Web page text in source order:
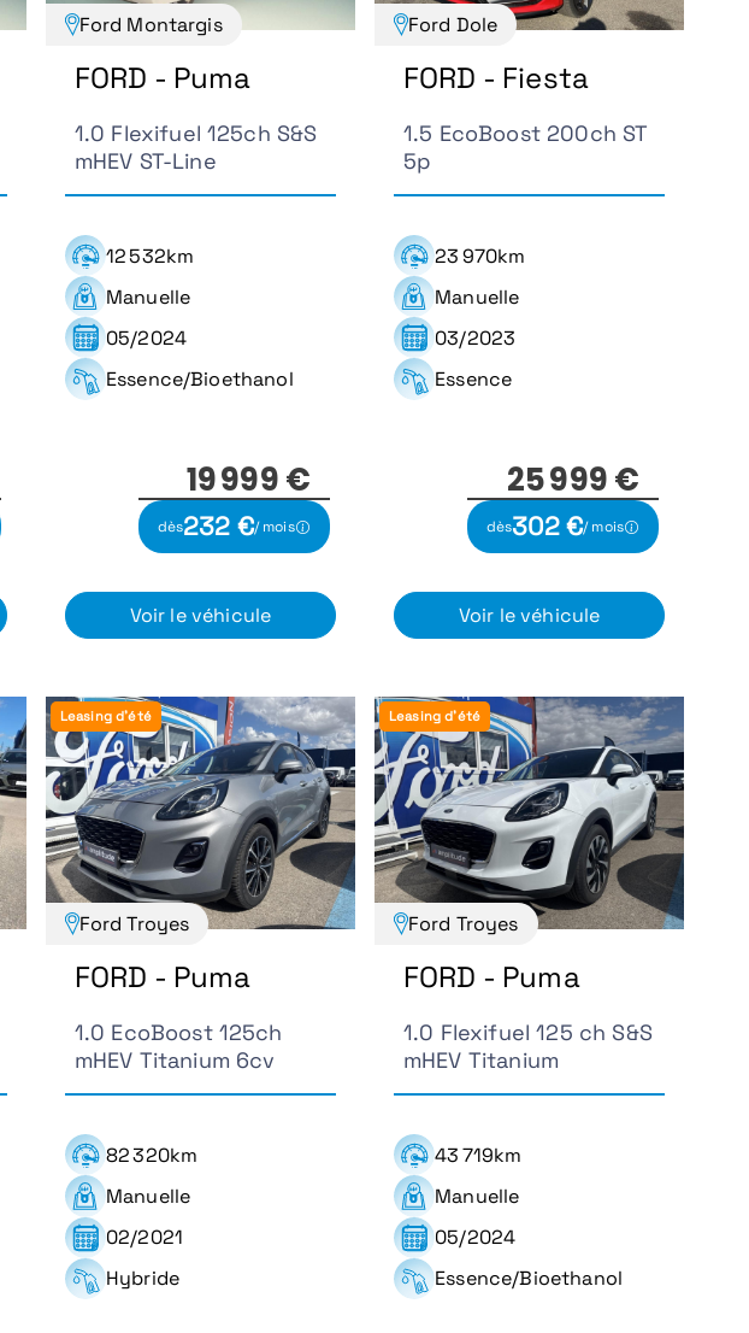
Ford Montargis
FORD - Puma
1.0 Flexifuel 125ch S&S
mHEV ST-Line
12 532km
Manuelle
05/2024
Essence/Bioethanol
19 999 €
dès232 €/ mois
Voir le véhicule
Ford Dole
FORD - Fiesta
1.5 EcoBoost 200ch ST
5p
23 970km
Manuelle
03/2023
Essence
25 999 €
dès302 €/ mois
Voir le véhicule
Leasing d'été
Ford Troyes
FORD - Puma
1.0 EcoBoost 125ch
mHEV Titanium 6cv
82 320km
Manuelle
02/2021
Hybride
Leasing d'été
Ford Troyes
FORD - Puma
1.0 Flexifuel 125 ch S&S
mHEV Titanium
43 719km
Manuelle
05/2024
Essence/Bioethanol